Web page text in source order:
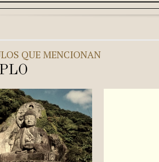
QUE MENCIONAN